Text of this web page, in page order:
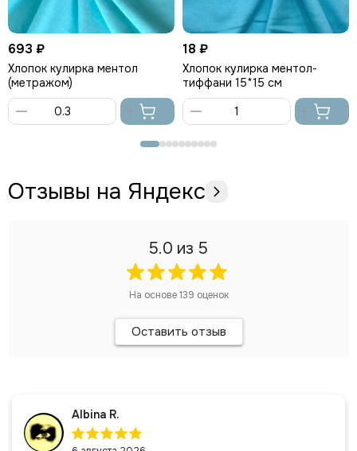
693 ₽
Хлопок кулирка ментол
(метражом)
корзину
18 ₽
Хлопок кулирка ментол-
тиффани 15*15 см
Отзывы на Яндекс
5.0 из 5
На основе139 оценок
Оставить отзыв
Albina R.